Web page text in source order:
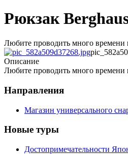
Рюкзак
Любите проводить много времени
Описание
Любите проводить много времени
Направления
Магазин универсального
Новые туры
Достопримечательности